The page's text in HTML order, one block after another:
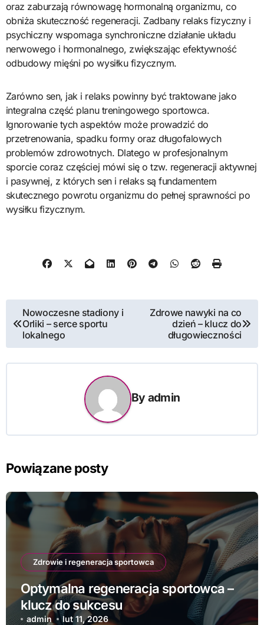
oraz zaburzają równowagę hormonalną organizmu, co
obniża skuteczność regeneracji. Zadbany relaks fizyczny i
psychiczny wspomaga synchroniczne działanie układu
nerwowego i hormonalnego, zwiększając efektywność
odbudowy mięśni po wysiłku fizycznym.
Zarówno sen, jak i relaks powinny być traktowane jako
integralna część planu treningowego sportowca.
Ignorowanie tych aspektów może prowadzić do
przetrenowania, spadku formy oraz długofalowych
problemów zdrowotnych. Dlatego w profesjonalnym
sporcie coraz częściej mówi się o tzw. regeneracji aktywnej
i pasywnej, z których sen i relaks są fundamentem
skutecznego powrotu organizmu do pełnej sprawności po
wysiłku fizycznym.
Nawigacja
wpisu
Nowoczesne stadiony i
Orliki – serce sportu
lokalnego
Zdrowe nawyki na co
dzień – klucz do
długowieczności
By admin
Powiązane posty
Zdrowie i regeneracja sportowca
Optymalna regeneracja sportowca –
klucz do sukcesu
admin lut 11, 2026